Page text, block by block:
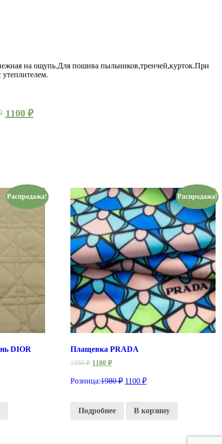
на ощупь.Для пошива пыльников,тренчей,курток.При
1100 ₽
Распродажа!
DIOR
Распродажа!
Плащевка PRADA
1980₽ 1100 ₽
Розница:1980₽ 1100 ₽
Подробнее В корзину